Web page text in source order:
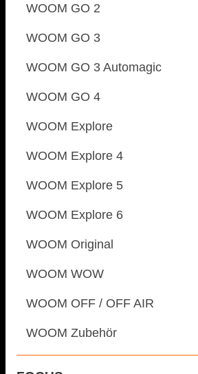
WOOM GO 2
WOOM GO 3
WOOM GO 3 Automagic
WOOM GO 4
WOOM Explore
WOOM Explore 4
WOOM Explore 5
WOOM Explore 6
WOOM Original
WOOM WOW
WOOM OFF / OFF AIR
WOOM Zubehör